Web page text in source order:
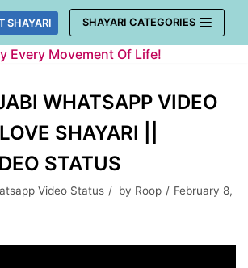
SHAYARI SHAYARI CATEGORIES
Every Movement Of Life!
WHATSAPP VIDEO
SHAYARI ||
STATUS
Video Status by Roop
February 8,